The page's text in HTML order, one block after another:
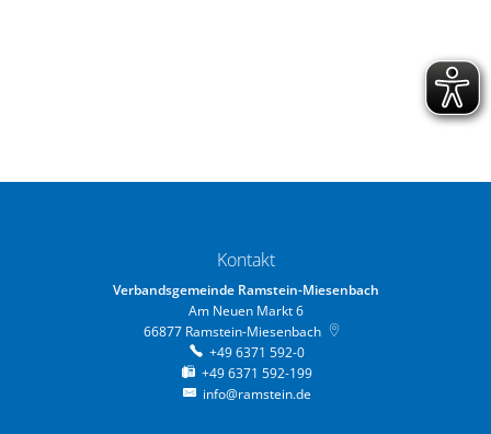
Kontakt
Verbandsgemeinde Ramstein-Miesenbach
Am Neuen Markt 6
66877 Ramstein-Miesenbach
+49 6371 592-0
+49 6371 592-199
info@ramstein.de